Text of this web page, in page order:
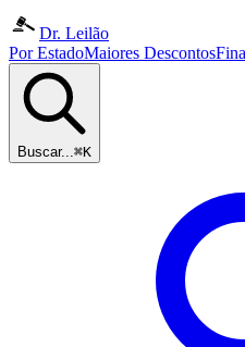
Dr. Leilão
Por EstadoMaiores Descontos
Buscar...⌘K